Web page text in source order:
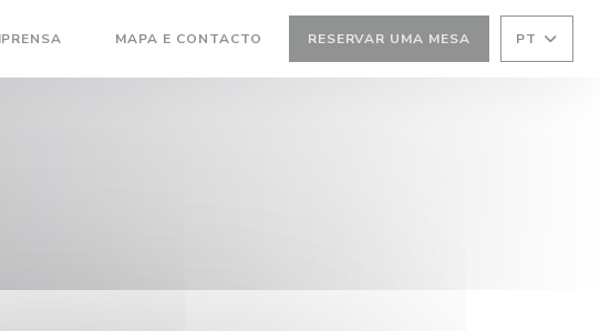
MAPA E CONTACTO RESERVAR UMA MESA PT